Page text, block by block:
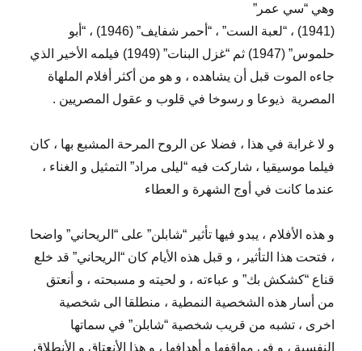
وهي “سي عمر”
(1941) ، “لعبة الست” ، “أحمر شفايف” (1946) ، “أبو
حلموس” (1947) ثم “غزل البنات” (1949) فيلمه الأخير الذي
جاءه الموت قبل أن يشاهده ، و هو من أكثر أفلام الملهاة
المصرية ذيوعا و رسوخا في قلوب و عقول المصريين .
و لا غرابة في هذا ، فضلا عن الروح المرحة المشبع بها ، كان
فيلما موسيقيا ، شاركت فيه “ليلى مراد” التمثيل و الغناء ،
عندما كانت في أوج الشهرة و العطاء
و هذه الأفلام ، يبدو فيها تأثير “شابلن” على “الريحاني” واضحا
، فتحت هذا التأثير ، و قبل هذه الأيام كان “الريحاني” قد خلع
قناع “كشكش بك” و عباءته ، و لحيته و مسبحته ، و أنعتق
من أسار هذه الشخصية النمطية ، منطلقا الى شخصية
اخرى ، تشبه من قريب شخصية “شابلن” في سماتها
النفسية ، و في مواقفها و أهدافها ، و هذا الأنعتاق و الأنطلاق